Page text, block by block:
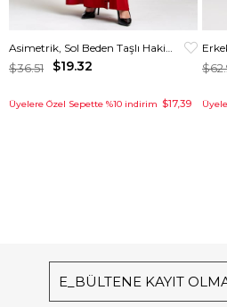
$19.32
$36.51
Üyelere Özel Sepette %10 indirim $17,39
E_BÜLTENE KAYIT